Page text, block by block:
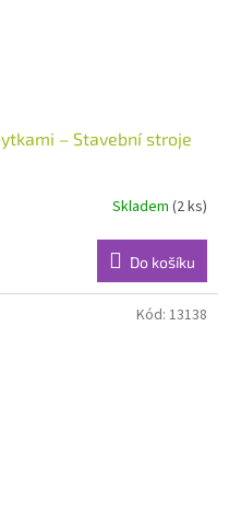
– Stavební stroje
Skladem (2 ks)
Do košíku
Kód: 13138